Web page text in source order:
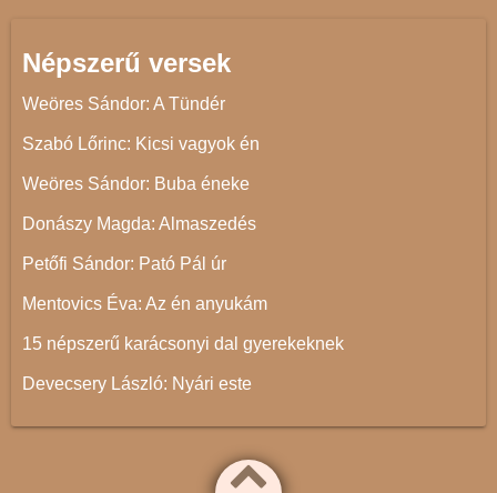
Népszerű versek
Weöres Sándor: A Tündér
Szabó Lőrinc: Kicsi vagyok én
Weöres Sándor: Buba éneke
Donászy Magda: Almaszedés
Petőfi Sándor: Pató Pál úr
Mentovics Éva: Az én anyukám
15 népszerű karácsonyi dal gyerekeknek
Devecsery László: Nyári este